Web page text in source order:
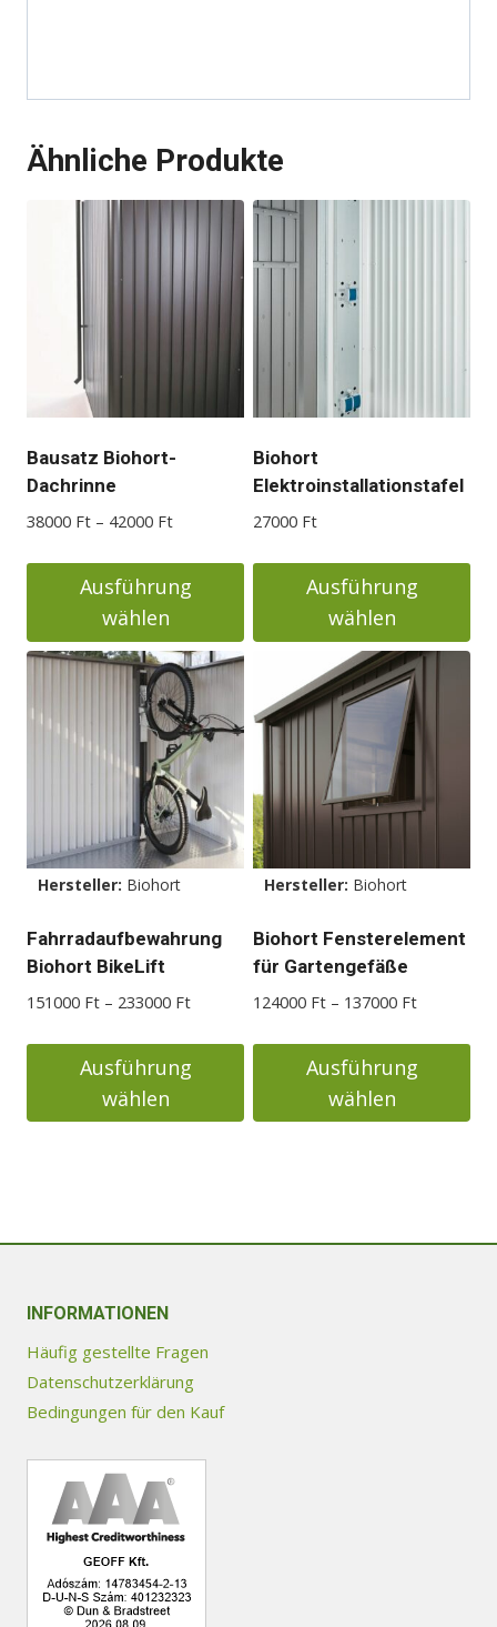
Ähnliche Produkte
Bausatz Biohort-
Dachrinne
38000 Ft – 42000 FtPreisspanne:
bis
42000 Ft
Ausführung
wählen
Dieses
weist
mehrere
Optionen
können
auf
der
gewählt
werden
Biohort
Elektroinstallationstafel
27000 Ft
Ausführung
wählen
Produkt
weist
Varianten
auf.
Die
Optionen
können
auf
der
gewählt
werden
Hersteller: Biohort
Fahrradaufbewahrung
Biohort BikeLift
151000 Ft – 233000 FtPreisspanne:
bis
233000 Ft
Ausführung
wählen
Die
Optionen
können
auf
Produktseite
gewählt
werden
Hersteller: Biohort
Biohort Fensterelement
für Gartengefäße
124000 Ft – 137000 Ft
bis
137000 Ft
Ausführung
wählen
INFORMATIONEN
Häufig gestellte Fragen
Datenschutzerklärung
Bedingungen für den Kauf